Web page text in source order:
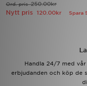
Ord. pris250.00kr
Nytt pris 120.00kr Spara
Handla 24/7 med
erbjudanden och köp de
Ladda ner appen
Kundservice